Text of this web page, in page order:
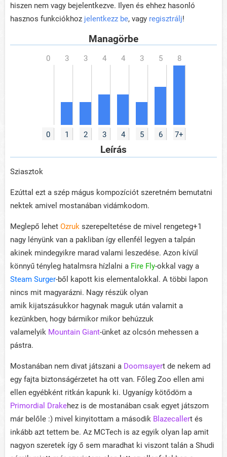
hiszen nem vagy bejelentkezve. Ilyen és ehhez hasonló
hasznos funkciókhoz jelentkezz be, vagy regisztrálj!
Managörbe
0 1 2 3 4 5 6 7+
Leírás
Sziasztok
Ezúttal ezt a szép mágus kompozíciót szeretném bemutatni
nektek amivel mostanában vidámkodom.
Meglepő lehet Ozruk szerepeltetése de mivel rengeteg+1
nagy lényünk van a pakliban így ellenfél legyen a talpán
akinek mindegyikre marad valami leszedése. Azon kívül
könnyű tényleg hatalmsra hízlalni a Fire Fly-okkal vagy a
Steam Surger-ből kapott kis elementalokkal. A többi lapon
nincs mit magyarázni. Nagy részük olyan
amik kijatszásukkor hagynak maguk után valamit a
kezünkben, hogy bármikor mikor behúzzuk
valamelyik Mountain Giant-ünket az olcsón mehessen a
pástra.
Mostanában nem divat játszani a Doomsayert de nekem ad
egy fajta biztonságérzetet ha ott van. Főleg Zoo ellen ami
ellen egyébként ritkán kapunk ki. Ugyanígy kötődöm a
Primordial Drakehez is de mostanában csak egyet játszom
már belőle :) mivel kinyitottam a második Blazecallert és
inkább azt tettem be. Az MCTech is az egyik olyan lap amit
nagyon szeretek így ő sem maradhat ki viszont talán a Shudi